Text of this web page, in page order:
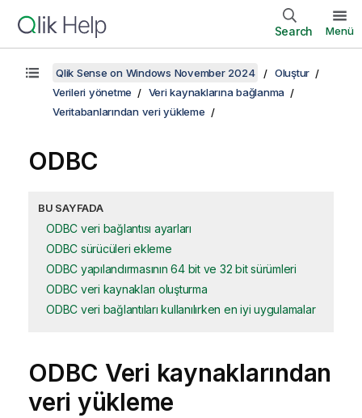
Search Menü
Qlik Sense on Windows November 2024
Oluştur
Verileri yönetme
Veri kaynaklarına bağlanma
Veritabanlarından veri yükleme
ODBC
BU SAYFADA
ODBC veri bağlantısı ayarları
ODBC sürücüleri ekleme
ODBC yapılandırmasının 64 bit ve 32 bit sürümleri
ODBC veri kaynakları oluşturma
ODBC veri bağlantıları kullanılırken en iyi uygulamalar
ODBC Veri kaynaklarından
veri yükleme